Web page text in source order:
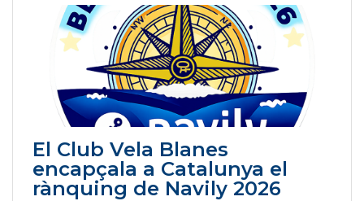
El Club Vela Blanes
encapçala a Catalunya el
rànquing de Navily 2026